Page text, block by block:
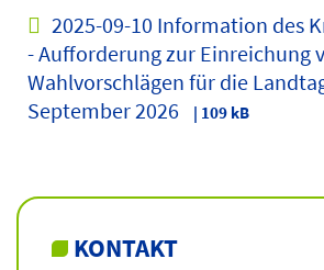
2025-09-10 Information des
- Aufforderung zur Einreichung
Wahlvorschlägen für die
September 2026
| 109 kB
KONTAKT